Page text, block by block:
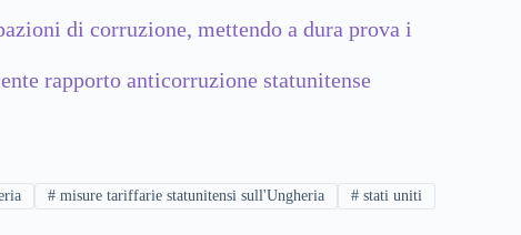
di corruzione, mettendo a dura prova i
rapporto anticorruzione statunitense
# misure tariffarie statunitensi sull'Ungheria # stati uniti